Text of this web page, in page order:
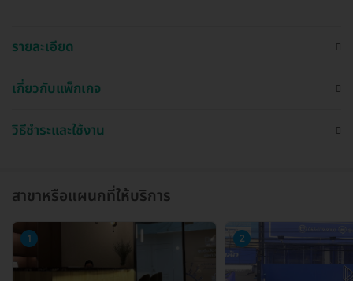
รายละเอียด
เกี่ยวกับแพ็กเกจ
วิธีชำระและใช้งาน
สาขาหรือแผนกที่ให้บริการ
1 2